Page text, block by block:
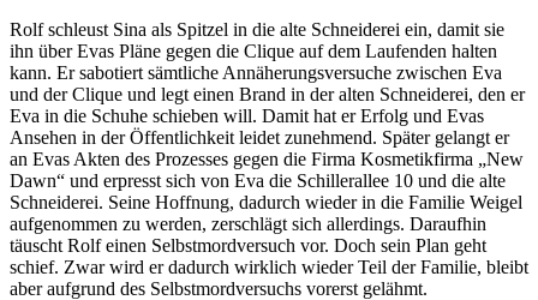
Rolf schleust Sina als Spitzel in die alte Schneiderei ein, damit sie
ihn über Evas Pläne gegen die Clique auf dem Laufenden halten
kann. Er sabotiert sämtliche Annäherungsversuche zwischen Eva
und der Clique und legt einen Brand in der alten Schneiderei, den er
Eva in die Schuhe schieben will. Damit hat er Erfolg und Evas
Ansehen in der Öffentlichkeit leidet zunehmend. Später gelangt er
an Evas Akten des Prozesses gegen die Firma Kosmetikfirma „New
Dawn“ und erpresst sich von Eva die Schillerallee 10 und die alte
Schneiderei. Seine Hoffnung, dadurch wieder in die Familie Weigel
aufgenommen zu werden, zerschlägt sich allerdings. Daraufhin
täuscht Rolf einen Selbstmordversuch vor. Doch sein Plan geht
schief. Zwar wird er dadurch wirklich wieder Teil der Familie, bleibt
aber aufgrund des Selbstmordversuchs vorerst gelähmt.